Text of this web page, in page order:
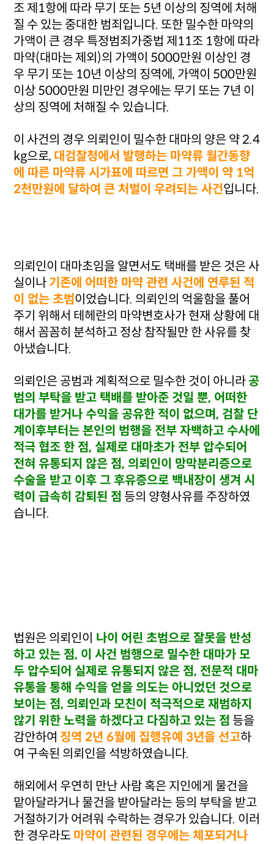
조 제1항에 따라 무기 또는 5년 이상의 징역에 처해
질 수 있는 중대한 범죄입니다. 또한 밀수한 마약의
가액이 큰 경우 특정범죄가중법 제11조 1항에 따라
마약(대마는 제외)의 가액이 5000만원 이상인 경
우 무기 또는 10년 이상의 징역에, 가액이 500만원
이상 5000만원 미만인 경우에는 무기 또는 7년 이
상의 징역에 처해질 수 있습니다.
이 사건의 경우 의뢰인이 밀수한 대마의 양은 약 2.4
kg으로, 대검찰청에서 발행하는 마약류 월간동향
에 따른 마약류 시가표에 따르면 그 가액이 약 1억
2천만원에 달하여 큰 처벌이 우려되는 사건입니다.
의뢰인이 대마초임을 알면서도 택배를 받은 것은 사
실이나 기존에 어떠한 마약 관련 사건에 연루된 적
이 없는 초범이었습니다. 의뢰인의 억울함을 풀어
주기 위해서 테헤란의 마약변호사가 현재 상황에 대
해서 꼼꼼히 분석하고 정상 참작될만 한 사유를 찾
아냈습니다.
의뢰인은 공범과 계획적으로 밀수한 것이 아니라공
범의 부탁을 받고 택배를 받아준 것일 뿐, 어떠한
대가를 받거나 수익을 공유한 적이 없으며, 검찰 단
계이후부터는 본인의 범행을 전부 자백하고 수사에
적극 협조 한 점, 실제로 대마초가 전부 압수되어
전혀 유통되지 않은 점, 의뢰인이 망막분리증으로
수술을 받고 이후 그 후유증으로 백내장이 생겨 시
력이 급속히 감퇴된 점 등의 양형사유를 주장하였
습니다.
법원은 의뢰인이 나이 어린 초범으로 잘못을 반성
하고 있는 점, 이 사건 범행으로 밀수한 대마가 모
두 압수되어 실제로 유통되지 않은 점, 전문적 대마
유통을 통해 수익을 얻을 의도는 아니었던 것으로
보이는 점, 의뢰인과 모친이 적극적으로 재범하지
않기 위한 노력을 하겠다고 다짐하고 있는 점 등을
감안하여 징역 2년 6월에 집행유예 3년을 선고하
여 구속된 의뢰인을 석방하였습니다.
해외에서 우연히 만난 사람 혹은 지인에게 물건을
맡아달라거나 물건을 받아달라는 등의 부탁을 받고
거절하기가 어려워 수락하는 경우가 있습니다. 이러
한 경우라도 마약이 관련된 경우에는 체포되거나